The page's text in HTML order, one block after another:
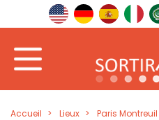
Accueil Lieux Paris Montreuil